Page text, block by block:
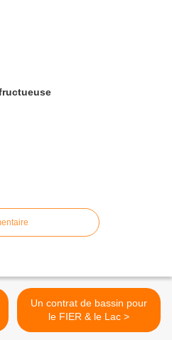
Un contrat de bassin pour
le FIER & le Lac >